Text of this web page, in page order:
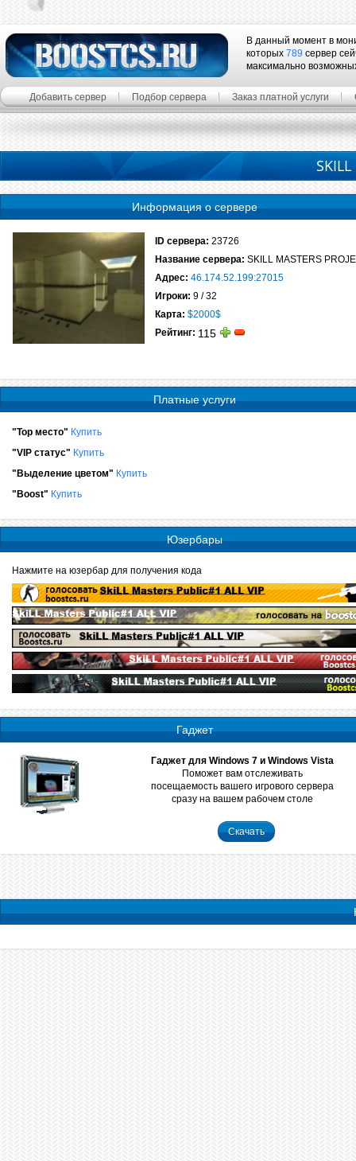
В данный момент в
которых 789 сервер
максимально
Добавить сервер Подбор сервера Заказ платной услуги
SKILL
Информация о сервере
ID сервера: 23726
Название сервера: SKILL MASTERS
Адрес: 46.174.52.199:27015
Игроки: 9 / 32
Карта: $2000$
Рейтинг: 115
Платные услуги
"Top место" Купить
"VIP статус" Купить
"Выделение цветом" Купить
"Boost" Купить
Юзербары
Нажмите на юзербар для получения кода
Гаджет
Гаджет для Windows 7 и Windows Vista
Поможет вам отслеживать
посещаемость вашего игрового сервера
сразу на вашем рабочем столе
Скачать